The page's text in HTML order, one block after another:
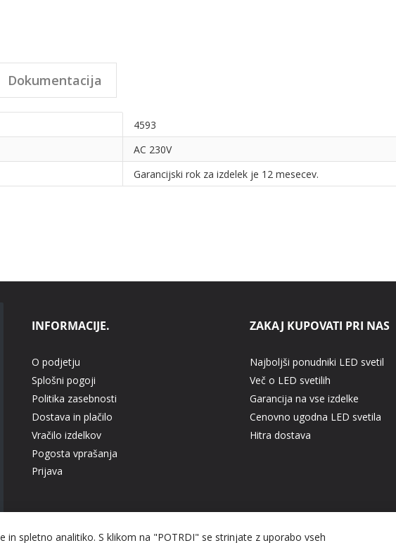
4593
AC 230V
Garancijski rok za izdelek je 12 mesecev.
Dokumentacija
INFORMACIJE.
O podjetju
Splošni pogoji
Politika zasebnosti
Dostava in plačilo
Vračilo izdelkov
Pogosta vprašanja
Prijava
ZAKAJ KUPOVATI PRI NAS
Najboljši ponudniki LED svetil
Več o LED svetilih
Garancija na vse izdelke
Cenovno ugodna LED svetila
Hitra dostava
in spletno analitiko. S klikom na "POTRDI" se strinjate z uporabo vseh